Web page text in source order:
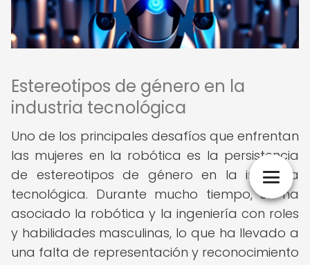
Estereotipos de género en la
industria tecnológica
Uno de los principales desafíos que enfrentan
las mujeres en la robótica es la persistencia
de estereotipos de género en la industria
tecnológica. Durante mucho tiempo, se ha
asociado la robótica y la ingeniería con roles
y habilidades masculinas, lo que ha llevado a
una falta de representación y reconocimiento